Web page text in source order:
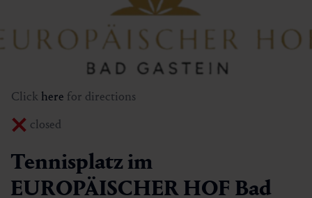
Click here for directions
Tennisplatz im
EUROPÄISCHER HOF Bad
closed